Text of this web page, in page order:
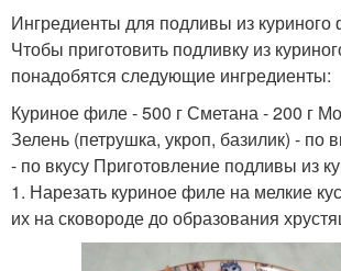
Ингредиенты для подливы из куриного
Чтобы приготовить подливку из
понадобятся следующие ингредиенты:
Куриное филе - 500 г Сметана - 200 г
Зелень (петрушка, укроп, базилик) - по
- по вкусу Приготовление подливы из
1. Нарезать куриное филе на мелкие
их на сковороде до образования